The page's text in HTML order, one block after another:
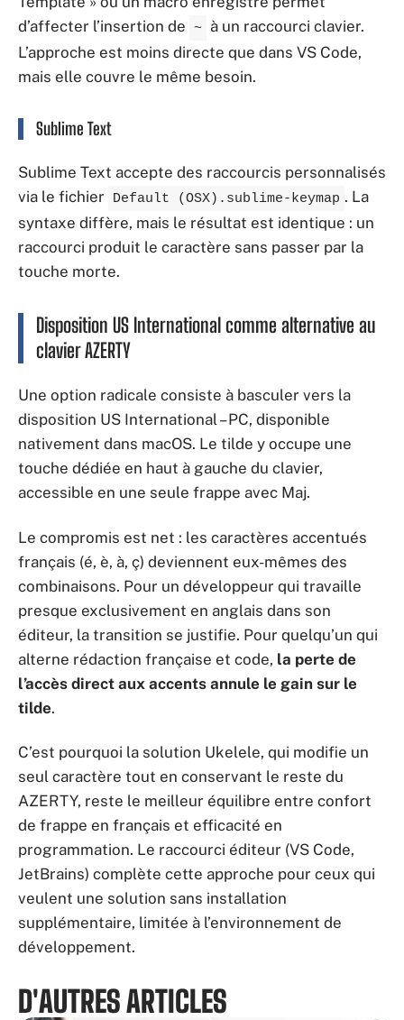
d’affecter l’insertion de ~ à un raccourci clavier.
L’approche est moins directe que dans VS Code,
mais elle couvre le même besoin.
Sublime Text
Sublime Text accepte des raccourcis personnalisés
via le fichier
Default (OSX).sublime-keymap . La
syntaxe diffère, mais le résultat est identique : un
raccourci produit le caractère sans passer par la
touche morte.
Disposition US International comme alternative au
clavier AZERTY
Une option radicale consiste à basculer vers la
disposition US International – PC, disponible
nativement dans macOS. Le tilde y occupe une
touche dédiée en haut à gauche du clavier,
accessible en une seule frappe avec Maj.
Le compromis est net : les caractères accentués
français (é, è, à, ç) deviennent eux-mêmes des
combinaisons. Pour un développeur qui travaille
presque exclusivement en anglais dans son
éditeur, la transition se justifie. Pour quelqu’un qui
alterne rédaction française et code, la perte de
l’accès direct aux accents annule le gain sur le
tilde.
C’est pourquoi la solution Ukelele, qui modifie un
seul caractère tout en conservant le reste du
AZERTY, reste le meilleur équilibre entre confort
de frappe en français et efficacité en
programmation. Le raccourci éditeur (VS Code,
JetBrains) complète cette approche pour ceux qui
veulent une solution sans installation
supplémentaire, limitée à l’environnement de
développement.
D'AUTRES ARTICLES